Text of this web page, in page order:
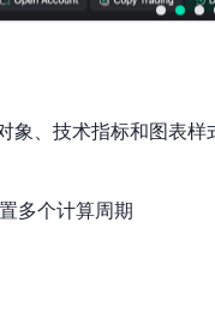
总的来说，美联
增长稳健，劳动
度限制，直到有
市场有风险，投资需
象、技术指标和图表样
多个计算周期